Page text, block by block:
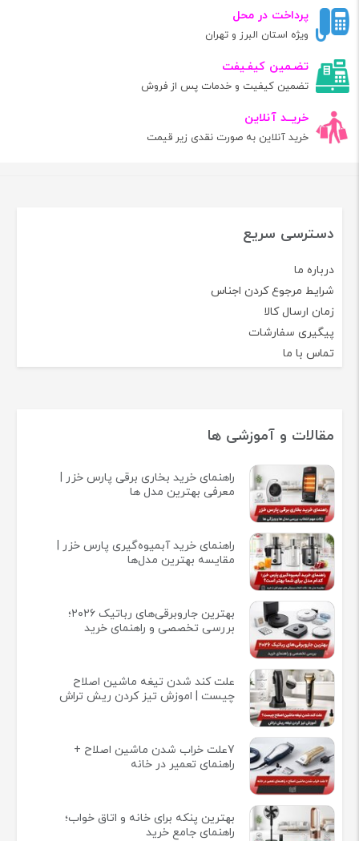
پرداخت در محل
ویژه استان البرز و تهران
تضـمین کیفـیفت
تضمین کیفیت و خدمات پس از فروش
خریــد آنلاین
خرید آنلاین به صورت نقدی زیر قیمت
دسترسی سریع
درباره ما
شرایط مرجوع کردن اجناس
زمان ارسال کالا
پیگیری سفارشات
تماس با ما
مقالات و آموزشی ها
راهنمای خرید بخاری برقی پارس خزر |
معرفی بهترین مدل ها
راهنمای خرید آبمیوه‌گیری پارس خزر |
مقایسه بهترین مدل‌ها
بهترین جاروبرقی‌های رباتیک ۲۰۲۶؛
بررسی تخصصی و راهنمای خرید
علت کند شدن تیغه ماشین اصلاح
چیست | اموزش تیز کردن ریش تراش
7علت خراب شدن ماشین اصلاح +
راهنمای تعمیر در خانه
بهترین پنکه برای خانه و اتاق خواب؛
راهنمای جامع خرید